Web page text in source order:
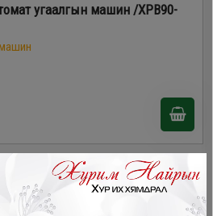
угаалгын машин /ХРВ90-
- 70,000₮